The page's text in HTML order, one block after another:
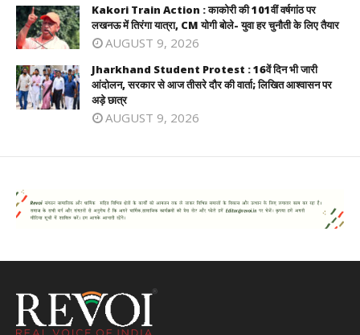
Kakori Train Action : काकोरी की 101वीं वर्षगांठ पर
लखनऊ में तिरंगा यात्रा, CM योगी बोले- युवा हर चुनौती के लिए तैयार
AUGUST 9, 2026
Jharkhand Student Protest : 16वें दिन भी जारी
आंदोलन, सरकार से आज तीसरे दौर की वार्ता; लिखित आश्वासन पर
अड़े छात्र
AUGUST 9, 2026